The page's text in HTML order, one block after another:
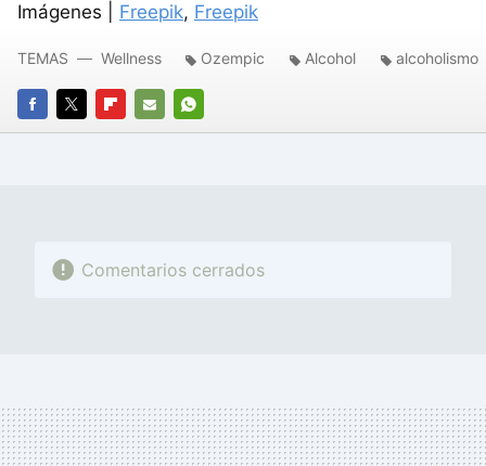
Imágenes | Freepik, Freepik
FACEBOOK
TWITTERFLIPBOARD
E-
WHATSAPP
TEMAS Wellness Ozempic Alcohol alcoholismo
Comentarios cerrados